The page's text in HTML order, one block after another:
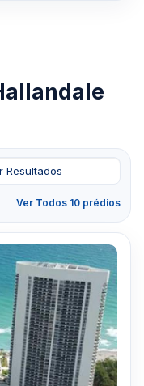
Ver Todos 10 prédios
Resultados